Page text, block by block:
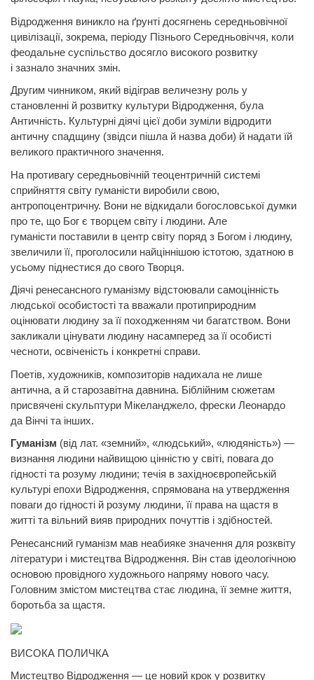
Відродження виникло на ґрунті досягнень середньовічної
цивілізації, зокрема, періоду Пізнього Середньовіччя, коли
феодальне суспільство досягло високого розвитку
і зазнало значних змін.
Другим чинником, який відіграв величезну роль у
становленні й розвитку культури Відродження, була
Античність. Культурні діячі цієї доби зуміли відродити
античну спадщину (звідси пішла й назва доби) й надати їй
великого практичного значення.
На противагу середньовічній теоцентричній системі
сприйняття світу гуманісти виробили свою,
антропоцентричну. Вони не відкидали богословської думки
про те, що Бог є творцем світу і людини. Але
гуманісти поставили в центр світу поряд з Богом і людину,
звеличили її, проголосили найціннішою істотою, здатною в
усьому піднестися до свого Творця.
Діячі ренесансного гуманізму відстоювали самоцінність
людської особистості та вважали протиприродним
оцінювати людину за її походженням чи багатством. Вони
закликали цінувати людину насамперед за її особисті
чесноти, освіченість і конкретні справи.
Поетів, художників, композиторів надихала не лише
антична, а й старозавітна давнина. Біблійним сюжетам
присвячені скульптури Мікеланджело, фрески Леонардо
да Вінчі та інших.
Гуманізм (від лат. «земний», «людський», «людяність») —
визнання людини найвищою цінністю у світі, повага до
гідності та розуму людини; течія в західноєвропейській
культурі епохи Відродження, спрямована на утвердження
поваги до гідності й розуму людини, її права на щастя в
житті та вільний вияв природних почуттів і здібностей.
Ренесансний гуманізм мав неабияке значення для розквіту
літератури і мистецтва Відродження. Він став ідеологічною
основою провідного художнього напряму нового часу.
Головним змістом мистецтва стає людина, її земне життя,
боротьба за щастя.
ВИСОКА ПОЛИЧКА
Мистецтво Відродження — це новий крок у розвитку